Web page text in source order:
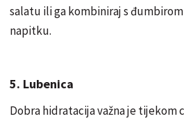
salatu ili ga kombiniraj s
napitku.
5. Lubenica
Dobra hidratacija važna je